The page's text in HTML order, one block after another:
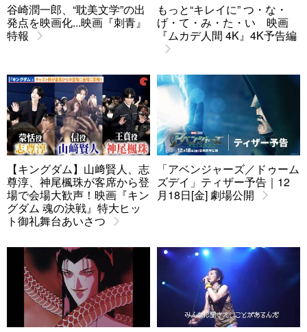
谷崎潤一郎、“耽美文学”の出
発点を映画化...映画『刺青』
特報
もっと“キレイに” つ・な・
げ・て・み・た・い 映画
『ムカデ人間 4K』4K予告編
【キングダム】山﨑賢人、志
尊淳、神尾楓珠が客席から登
場で会場大歓声！映画『キン
グダム 魂の決戦』特大ヒッ
ト御礼舞台あいさつ
「アベンジャーズ／ドゥーム
ズデイ」ティザー予告｜12
月18日[金] 劇場公開